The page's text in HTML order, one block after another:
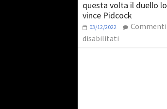
questa volta il duello lo
vince Pidcock
03/12/2022
Commenti
disabilitati